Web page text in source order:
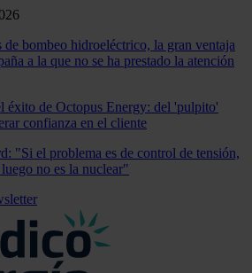
de bombeo hidroeléctrico, la gran ventaja
a la que no se ha prestado la atención
éxito de Octopus Energy: del 'pulpito'
confianza en el cliente
"Si el problema es de control de tensión,
luego no es la nuclear"